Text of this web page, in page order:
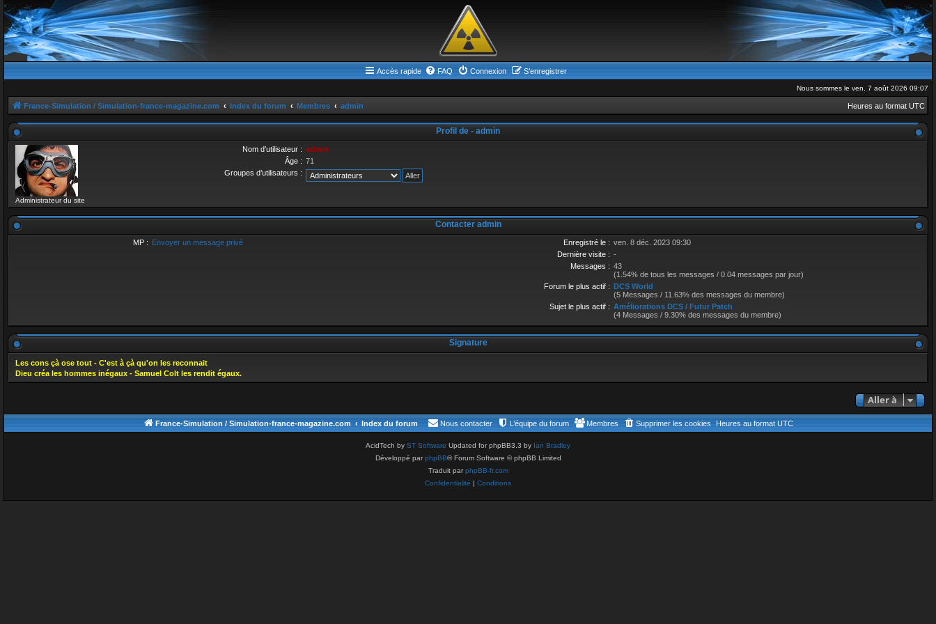
Accès rapide FAQ Connexion S’enregistrer
Nous sommes le ven. 7 août 2026 09:07
France-Simulation / Simulation-france-magazine.com Index du forum Membres admin Heures au format UTC
Profil de - admin
Administrateur du site
Nom d’utilisateur : admin
Âge : 71
Groupes d’utilisateurs :
Contacter admin
MP : Envoyer un message privé Enregistré le : ven. 8 déc. 2023 09:30
Dernière visite : -
Messages : 43
(1.54% de tous les messages / 0.04 messages par jour)
Forum le plus actif : DCS World
(5 Messages / 11.63% des messages du membre)
Sujet le plus actif : Améliorations DCS / Futur Patch
(4 Messages / 9.30% des messages du membre)
Signature
Les cons çà ose tout - C'est à çà qu'on les reconnait
Dieu créa les hommes inégaux - Samuel Colt les rendit égaux.
Aller à
France-Simulation / Simulation-france-magazine.com Index du forum Heures au format UTC
Supprimer les cookies
Membres
L’équipe du forum
Nous contacter
AcidTech by ST Software Updated for phpBB3.3 by Ian Bradley
Développé parphpBB® Forum Software © phpBB Limited
Traduit parphpBB-fr.com
Confidentialité | Conditions